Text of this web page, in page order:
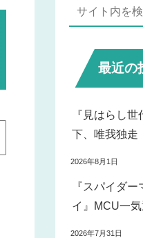
最近の
『見はらし
下、唯我独走
2026年8月1日
『スパイダ
イ』MCU一
2026年7月31日